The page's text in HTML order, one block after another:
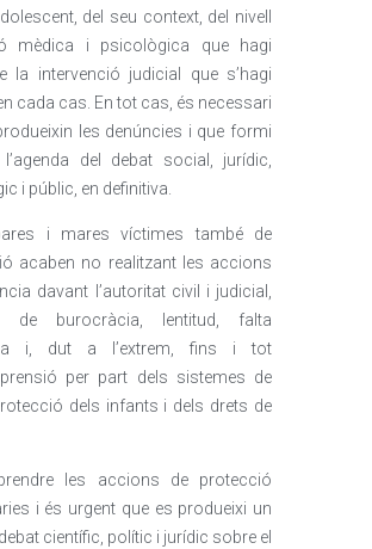
del seu context, del nivell
mèdica i psicològica que hagi
la intervenció judicial que s’hagi
cada cas. En tot cas, és necessari
les denúncies i que formi
del debat social, jurídic,
i públic, en definitiva.
i mares víctimes també de
acaben no realitzant les accions
davant l’autoritat civil i judicial,
de burocràcia, lentitud, falta
i, dut a l’extrem, fins i tot
per part dels sistemes de
dels infants i dels drets de
les accions de protecció
i és urgent que es produeixi un
científic, polític i jurídic sobre el